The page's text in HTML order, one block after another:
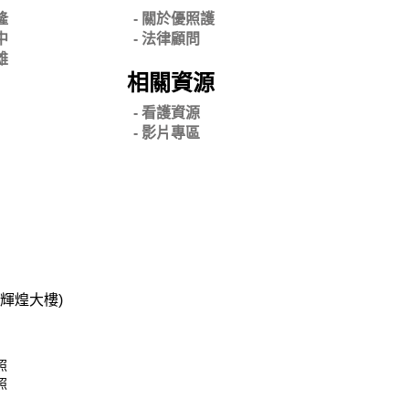
- 關於優照護
-法律顧問
相關資源
- 看護資源
- 影片專區
煌大樓)